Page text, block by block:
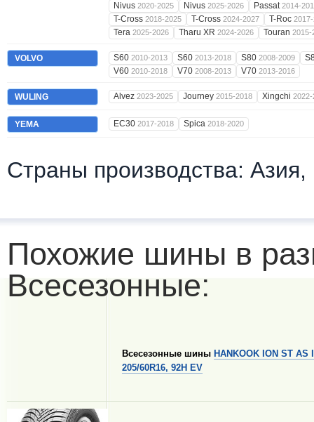
Nivus 2020-2025 Nivus 2025-2026 Passat2014-
T-Cross 2018-2025 T-Cross 2024-2027 T-Roc
Tera 2025-2026 Tharu XR 2024-2026 Touran 2015-
VOLVO S60 2010-2013 S60 2013-2018 S80 2008-2009
V60 2010-2018 V70 2008-2013 V70 2013-2016
WULING Alvez 2023-2025 Journey 2015-2018 Xingchi 2022-
YEMA EC30 2017-2018 Spica 2018-2020
Страны производства: Азия,
Похожие шины в
Всесезонные:
Всесезонные шины HANKOOK ION ST AS
205/60R16, 92H EV